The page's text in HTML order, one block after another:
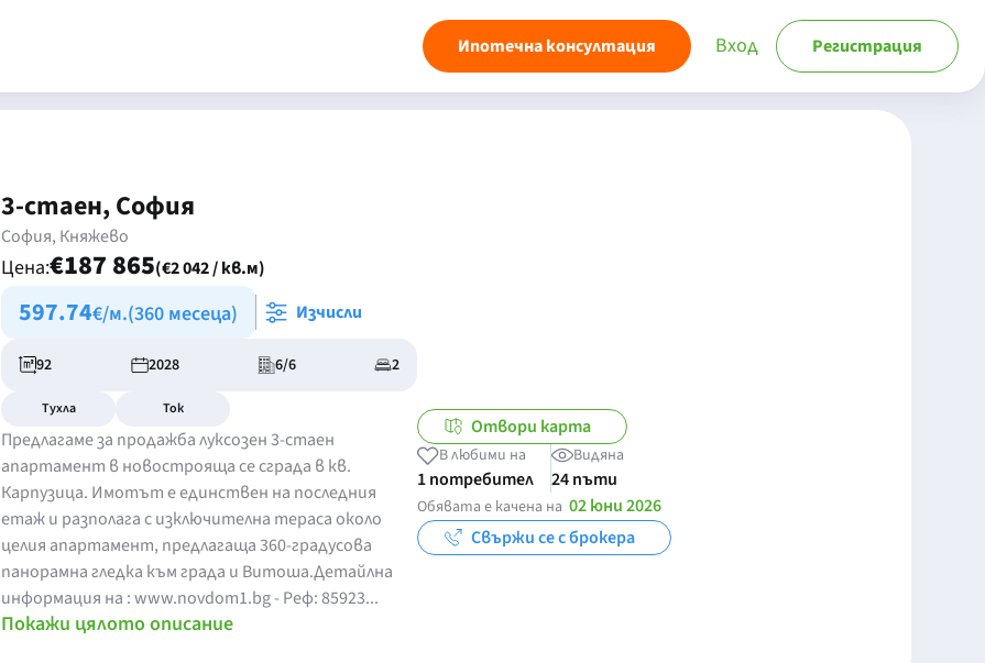
Ипотечна консултация Вход Регистрация
3-стаен, София
София, Княжево
Цена:€187 865(€2 042 / кв.м)
597.74€/м.(360 месеца) Изчисли
92 2028 6/6 2
Тухла Ток
Предлагаме за продажба луксозен 3-стаен
апартамент в новострояща се сграда в кв.
Карпузица. Имотът е единствен на последния
етаж и разполага с изключителна тераса около
целия апартамент, предлагаща 360-градусова
панорамна гледка към града и Витоша.Детайлна
информация на : www.novdom1.bg - Реф: 85923...
Покажи цялото описание
Отвори карта
В любими на
1 потребител
Видяна
24 пъти
Обявата е качена на 02 юни 2026
Свържи се с брокера